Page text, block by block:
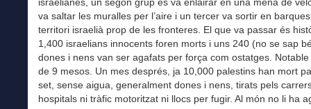
israelianes, un segon grup es va enlairar en una mena de
va saltar les muralles per l’aire i un tercer va sortir en
territori israelià prop de les fronteres. El que va passar és
1,400 israelians innocents foren morts i uns 240 (no se sap
dones i nens van ser agafats per força com ostatges.
de 9 mesos. Un mes després, ja 10,000 palestins han mort
set, sense aigua, generalment dones i nens, tirats pels
hospitals ni tràfic motoritzat ni llocs per fugir. Al món no li ha